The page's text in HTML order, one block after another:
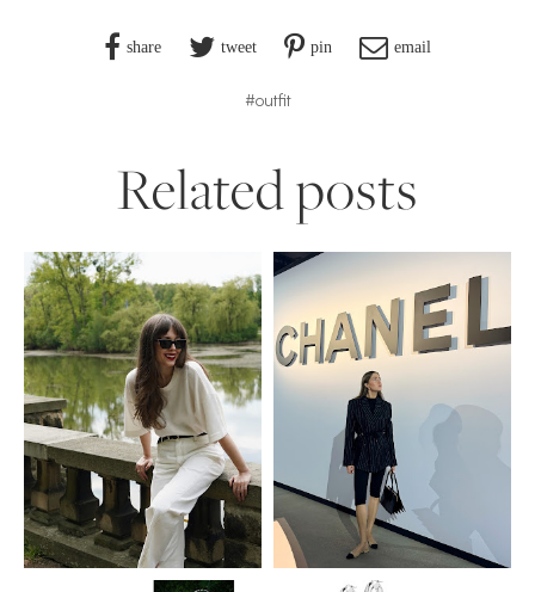
share tweet pin email
#outfit
Related posts